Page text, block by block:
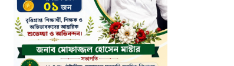
বাংলাদেশ জনরাষ্ট্র
আন্দোলন নামে নতুন
রাজনৈতিক দলের
আত্মপ্রকাশ